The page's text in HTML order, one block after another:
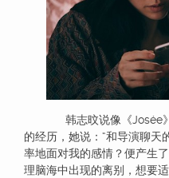
韩志旼说像《Josée
的经历，她说：“和导演聊天
率地面对我的感情？便产生
理脑海中出现的离别，想要